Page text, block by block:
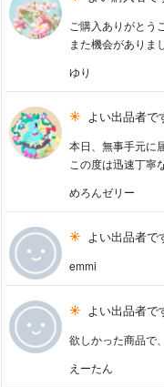
ご購入ありがとう
また機会がありま
ゆり
よい出品者で
本日、無事手元に
この度は迅速丁寧
めろんゼリー
よい出品者で
emmi
よい出品者で
欲しかった商品で
えーたん